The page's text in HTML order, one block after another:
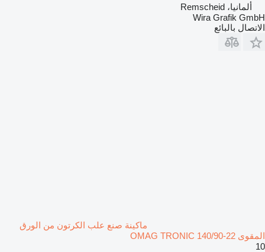
ألمانيا، Remscheid
Wira Grafik GmbH
الاتصال بالبائع
ماكينة صنع علب الكرتون من الورق
المقوى OMAG TRONIC 140/90-22
10